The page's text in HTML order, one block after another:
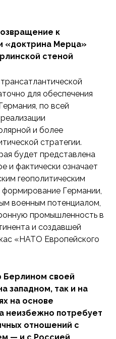
к
«доктрина Мерца»
стеной
для обеспечения
по всей
и более
стратегии.
будет представлена
и фактически означает
геополитическим
Германии,
военным потенциалом,
промышленность в
и создавшей
«НАТО Европейского
Берлином своей
западном, так и на
на основе
неизбежно потребует
отношений с